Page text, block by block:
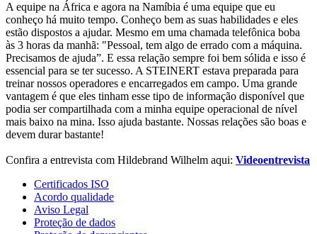
A equipe na África e agora na Namíbia é uma equipe que eu
conheço há muito tempo. Conheço bem as suas habilidades e eles
estão dispostos a ajudar. Mesmo em uma chamada telefônica boba
às 3 horas da manhã: "Pessoal, tem algo de errado com a máquina.
Precisamos de ajuda”. E essa relação sempre foi bem sólida e isso é
essencial para se ter sucesso. A STEINERT estava preparada para
treinar nossos operadores e encarregados em campo. Uma grande
vantagem é que eles tinham esse tipo de informação disponível que
podia ser compartilhada com a minha equipe operacional de nível
mais baixo na mina. Isso ajuda bastante. Nossas relações são boas e
devem durar bastante!
Confira a entrevista com Hildebrand Wilhelm aqui: Videoentrevista
Certificados ISO
Acordo qualidade
Aviso Legal
Proteção de dados